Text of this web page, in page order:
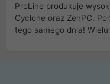
ProLine produkuje
Cyclone oraz ZenPC.
tego samego dnia!